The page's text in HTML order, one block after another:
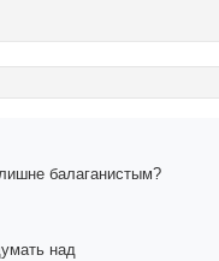
балаганистым?
над